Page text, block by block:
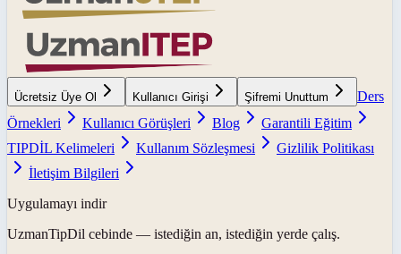
Ücretsiz Üye Ol Kullanıcı Girişi Şifremi Unuttum
Ders
Örnekleri
Kullanıcı Görüşleri Blog
Garantili Eğitim
TIPDİL Kelimeleri
Kullanım Sözleşmesi
Gizlilik Politikası
İletişim Bilgileri
Uygulamayı indir
UzmanTipDil cebinde — istediğin an, istediğin yerde çalış.